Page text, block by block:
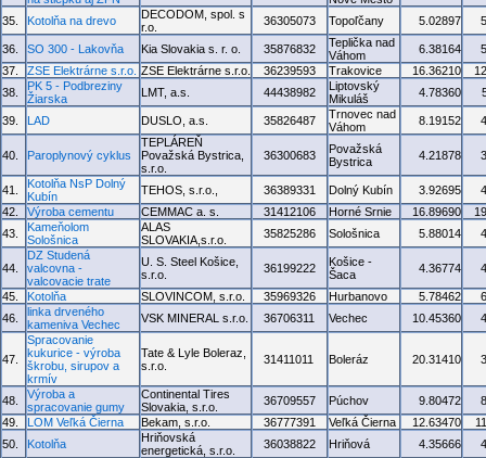
35. Kotolňa na drevo
DECODOM, spol. s
r.o.
36305073 Topoľčany 5.02897
36. SO 300 - Lakovňa Kia Slovakia s. r. o. 35876832
Teplička nad
Váhom
6.38164
37.
ZSE Elektrárne s.r.o. ZSE Elektrárne s.r.o. 36239593 Trakovice 16.36210
38.
PK 5 - Podbreziny
Žiarska
LMT, a.s. 44438982
Liptovský
Mikuláš
4.78360
39. LAD DUSLO, a.s. 35826487
Trnovec nad
Váhom
8.19152
40. Paroplynový cyklus
TEPLÁREŇ
Považská Bystrica,
s.r.o.
36300683
Považská
Bystrica
4.21878
41.
Kotolňa NsP Dolný
Kubín
TEHOS, s.r.o., 36389331 Dolný Kubín 3.92695
42.
Výroba cementu CEMMAC a. s. 31412106 Horné Srnie 16.89690
43.
Kameňolom
Sološnica
ALAS
SLOVAKIA,s.r.o.
35825286 Sološnica 5.88014
44.
DZ Studená
valcovna -
valcovacie trate
U. S. Steel Košice,
s.r.o.
36199222
Košice -
Šaca
4.36774
45. Kotolňa SLOVINCOM, s.r.o. 35969326 Hurbanovo 5.78462
46.
linka drveného
kameniva Vechec
VSK MINERAL s.r.o. 36706311 Vechec 10.45360
47.
Spracovanie
kukurice - výroba
škrobu, sirupov a
krmív
Tate & Lyle Boleraz,
s.r.o.
31411011 Boleráz 20.31410
48.
Výroba a
spracovanie gumy
Continental Tires
Slovakia, s.r.o.
36709557 Púchov 9.80472
49.
LOM Veľká Čierna Bekam, s.r.o. 36777391 Veľká Čierna 12.63470
50.
Kotolňa
Hriňovská
energetická, s.r.o.
36038822 Hriňová 4.35666